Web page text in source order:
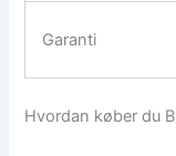
Garanti
Hvordan køber du